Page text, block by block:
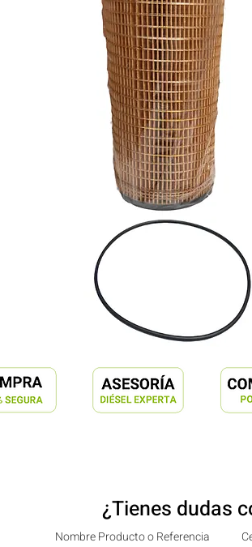
¿Tienes dudas
Nombre Producto o Referencia